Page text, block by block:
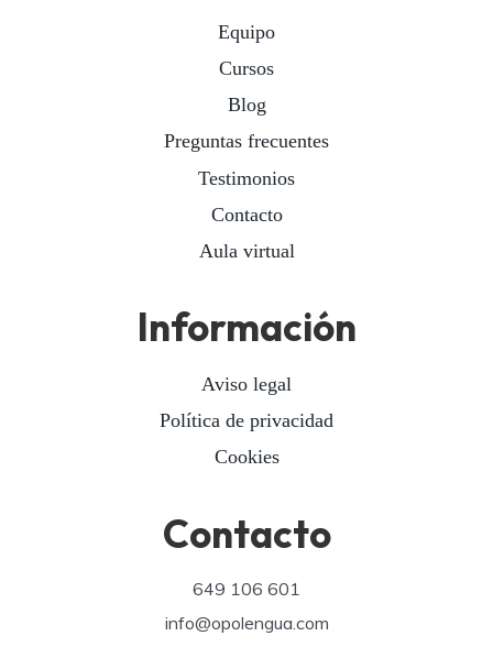
Equipo
Cursos
Blog
Preguntas frecuentes
Testimonios
Contacto
Aula virtual
Información
Aviso legal
Política de privacidad
Cookies
Contacto
649 106 601
info@opolengua.com